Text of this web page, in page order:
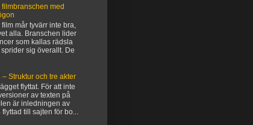
med
mår tyvärr inte bra,
alla. Branschen lider
som kallas rädsla
sig överallt. De
– Struktur och tre akter
flyttat. För att inte
av texten på
är inledningen av
till sajten för bo...